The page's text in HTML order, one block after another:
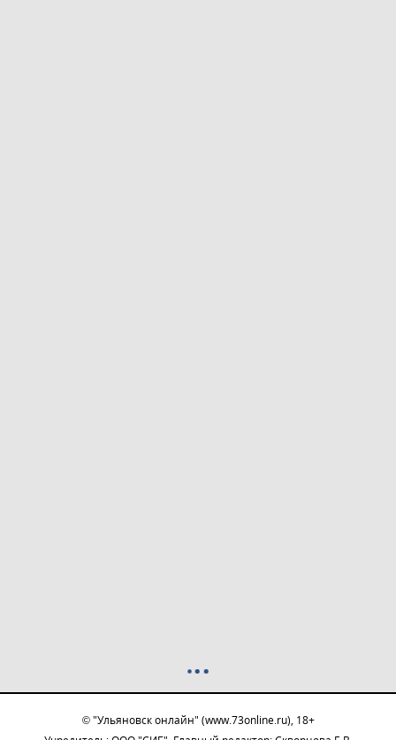
© "Ульяновск онлайн" (www.73online.ru), 18+